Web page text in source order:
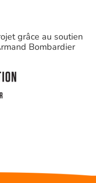
grâce au soutien
Bombardier